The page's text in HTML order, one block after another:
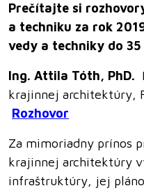
Prečítajte si
a techniku za rok
vedy a techniky do 35
Ing. Attila Tóth, PhD.
krajinnej architektúry,
Rozhovor
Za mimoriadny prínos
krajinnej architektúry
infraštruktúry, jej